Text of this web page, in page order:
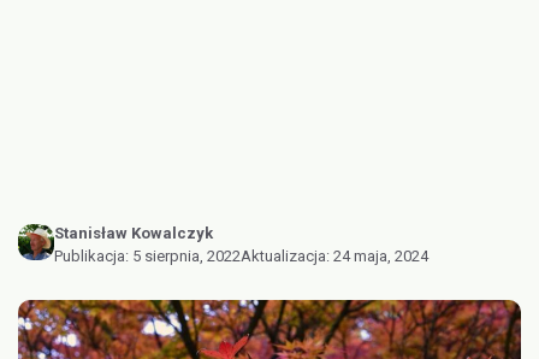
Stanisław Kowalczyk
Publikacja: 5 sierpnia, 2022Aktualizacja: 24 maja, 2024